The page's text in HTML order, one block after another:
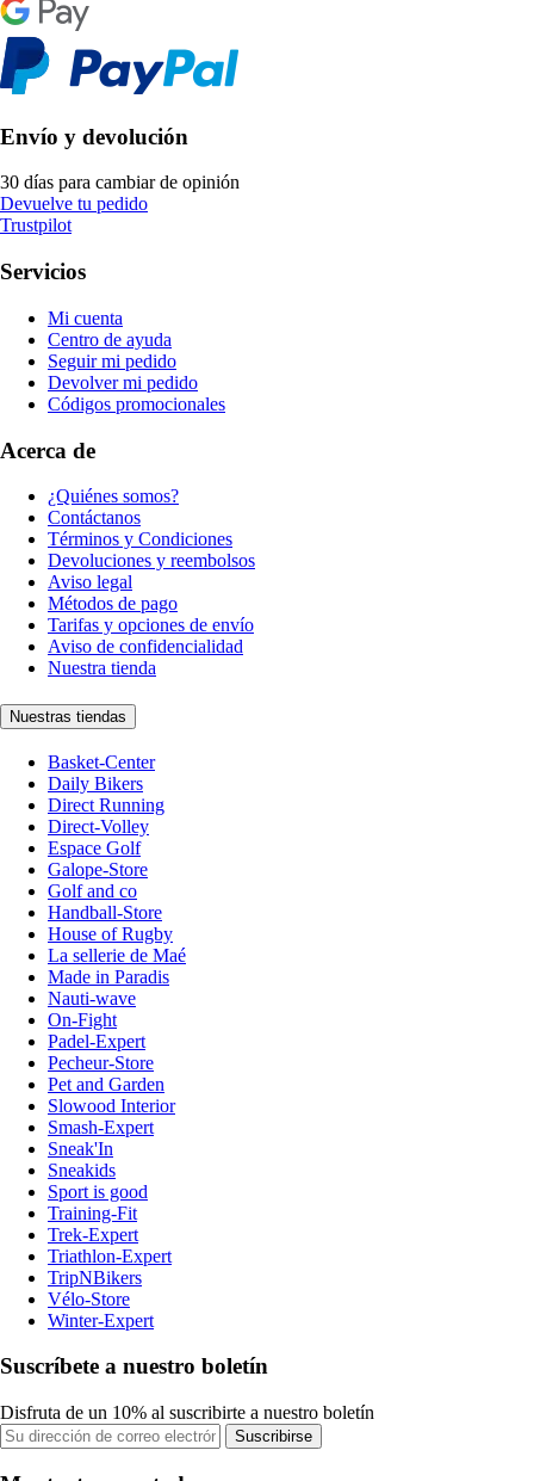
Envío y devolución
30 días para cambiar de opinión
Devuelve tu pedido
Trustpilot
Servicios
Mi cuenta
Centro de ayuda
Seguir mi pedido
Devolver mi pedido
Códigos promocionales
Acerca de
¿Quiénes somos?
Contáctanos
Términos y Condiciones
Devoluciones y reembolsos
Aviso legal
Métodos de pago
Tarifas y opciones de envío
Aviso de confidencialidad
Nuestra tienda
Nuestras tiendas
Basket-Center
Daily Bikers
Direct Running
Direct-Volley
Espace Golf
Galope-Store
Golf and co
Handball-Store
House of Rugby
La sellerie de Maé
Made in Paradis
Nauti-wave
On-Fight
Padel-Expert
Pecheur-Store
Pet and Garden
Slowood Interior
Smash-Expert
Sneak'In
Sneakids
Sport is good
Training-Fit
Trek-Expert
Triathlon-Expert
TripNBikers
Vélo-Store
Winter-Expert
Suscríbete a nuestro boletín
Disfruta de un 10% al suscribirte a nuestro boletín
Suscribirse